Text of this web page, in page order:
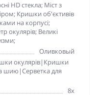
HD стекла; Міст з
Кришки об'єктивів
на корпусі;
окулярів; Великі
Оливковый
окулярів|Кришки
шию|Серветка для
8x